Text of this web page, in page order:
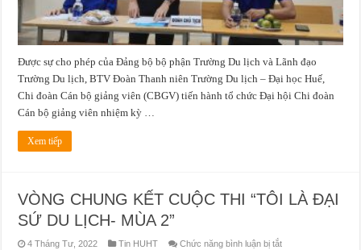
Được sự cho phép của Đảng bộ bộ phận Trường Du lịch và Lãnh đạo
Trường Du lịch, BTV Đoàn Thanh niên Trường Du lịch – Đại học Huế,
Chi đoàn Cán bộ giảng viên (CBGV) tiến hành tổ chức Đại hội Chi đoàn
Cán bộ giảng viên nhiệm kỳ …
Xem tiếp
VÒNG CHUNG KẾT CUỘC THI “TÔI LÀ ĐẠI
SỨ DU LỊCH- MÙA 2”
4 Tháng Tư, 2022 Tin HUHT Chức năng bình luận bị tắtở